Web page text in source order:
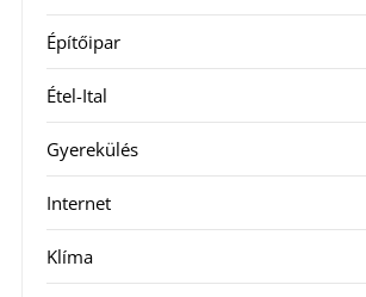
Építőipar
Étel-Ital
Gyerekülés
Internet
Klíma